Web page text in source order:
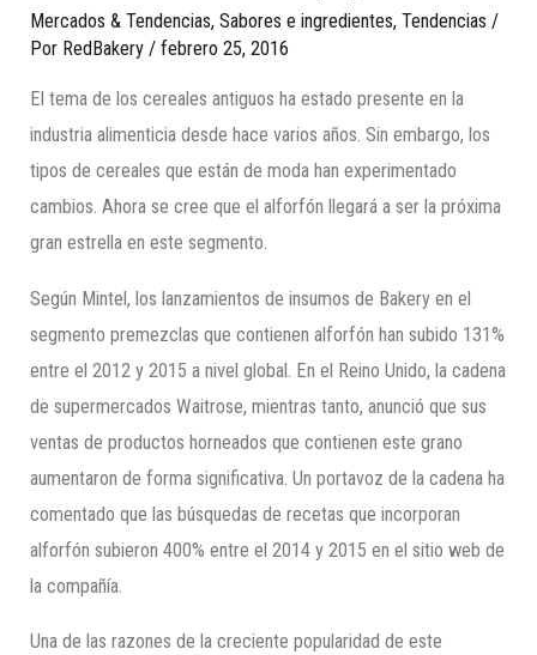
Mercados & Tendencias,Sabores e ingredientes,Tendencias /
Por RedBakery /febrero 25, 2016
El tema de los cereales antiguos ha estado presente en la
industria alimenticia desde hace varios años. Sin embargo, los
tipos de cereales que están de moda han experimentado
cambios. Ahora se cree que el alforfón llegará a ser la próxima
gran estrella en este segmento.
Según Mintel, los lanzamientos de insumos de Bakery en el
segmento premezclas que contienen alforfón han subido 131%
entre el 2012 y 2015 a nivel global. En el Reino Unido, la cadena
de supermercados Waitrose, mientras tanto, anunció que sus
ventas de productos horneados que contienen este grano
aumentaron de forma significativa. Un portavoz de la cadena ha
comentado que las búsquedas de recetas que incorporan
alforfón subieron 400% entre el 2014 y 2015 en el sitio web de
la compañía.
Una de las razones de la creciente popularidad de este